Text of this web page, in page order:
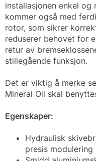
installasjonen enkel og
kommer også med
rotor, som sikrer
reduserer behovet for
retur av
stillegående funksjon.
Det er viktig å merke
Mineral Oil skal
Egenskaper:
Hydraulisk
presis modulering